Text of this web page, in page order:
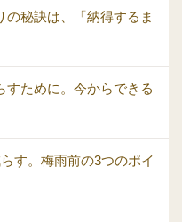
の秘訣は、「納得するま
すために。今からできる
す。梅雨前の3つのポイ